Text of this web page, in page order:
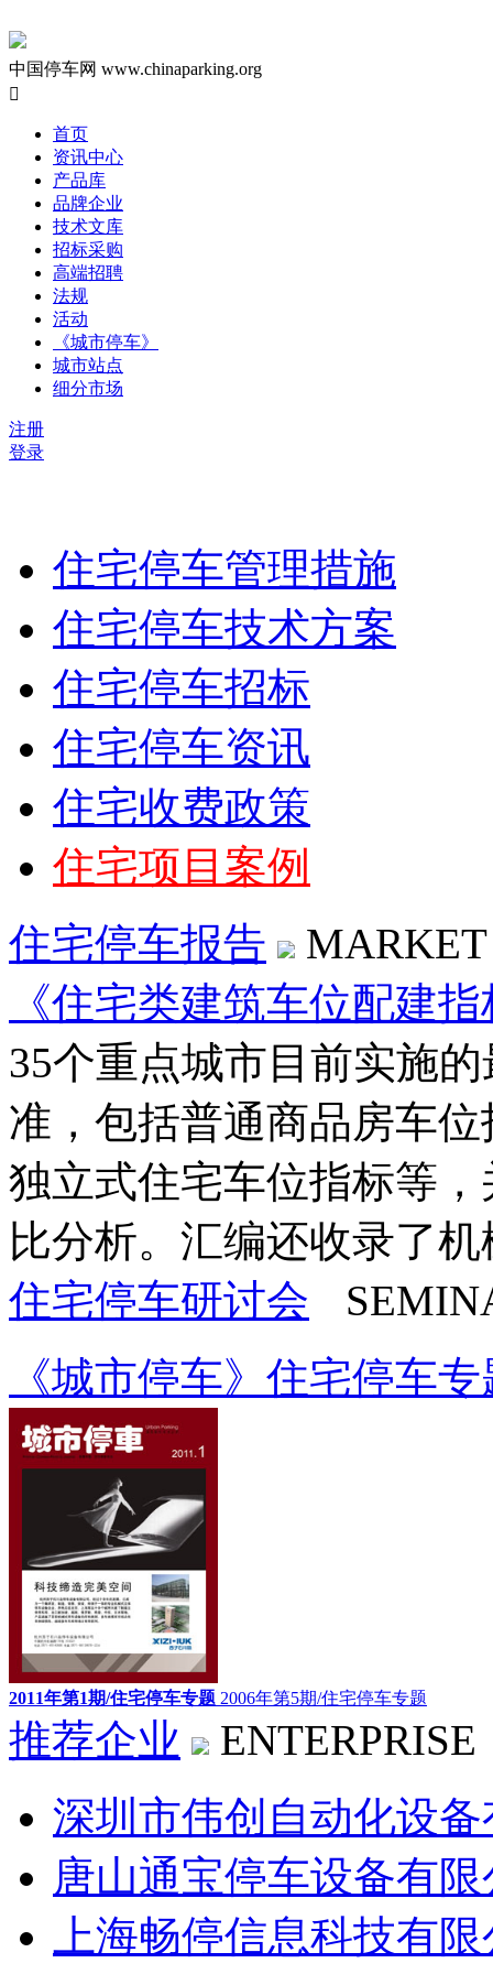
中国停车网 www.chinaparking.org

首页
资讯中心
产品库
品牌企业
技术文库
招标采购
高端招聘
法规
活动
《城市停车》
城市站点
细分市场
注册
登录
住宅停车管理措施
住宅停车技术方案
住宅停车招标
住宅停车资讯
住宅收费政策
住宅项目案例
住宅停车报告
MARKET
《住宅类建筑车位配建
35个重点城市目前实施
准，包括普通商品房车
独立式住宅车位指标等
比分析。汇编还收录了
住宅停车研讨会
《城市停车》住宅停车专
2011年第1期/住宅停车专题 2006年第5期/住宅停车专题
推荐企业
ENTERPRISE
深圳市伟创自动化设
唐山通宝停车设备有
上海畅停信息科技有